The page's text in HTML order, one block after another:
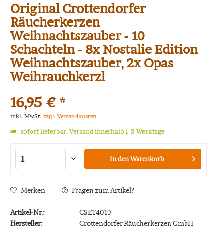
Original Crottendorfer
Räucherkerzen
Weihnachtszauber - 10
Schachteln - 8x Nostalie Edition
Weihnachtszauber, 2x Opas
Weihrauchkerzl
16,95 € *
inkl. MwSt. zzgl. Versandkosten
sofort lieferbar, Versand innerhalb 1-3 Werktage
In denWarenkorb
Merken Fragen zum Artikel?
Artikel-Nr.:
CSET4010
Hersteller:
Crottendorfer Räucherkerzen GmbH